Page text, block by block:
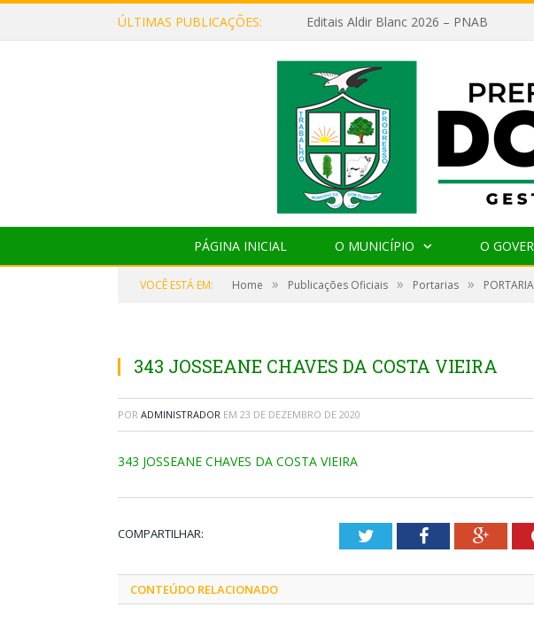
ÚLTIMAS PUBLICAÇÕES: Editais Aldir Blanc 2026 – PNAB
PÁGINA INICIAL O MUNICÍPIO O
VOCÊ ESTÁ EM: Home » Publicações Oficiais » Portarias »
343 JOSSEANE CHAVES DA COSTA VIEIRA
POR ADMINISTRADOR EM 23 DE DEZEMBRO DE 2020
343 JOSSEANE CHAVES DA COSTA VIEIRA
COMPARTILHAR: TwitterFacebook
CONTEÚDO RELACIONADO